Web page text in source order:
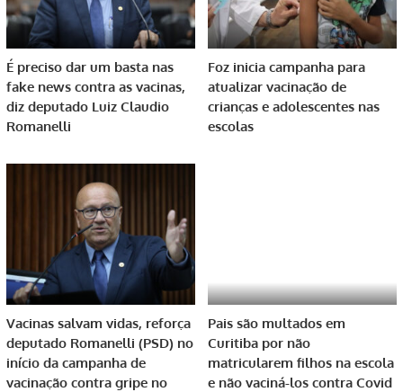
É preciso dar um basta nas
fake news contra as vacinas,
diz deputado Luiz Claudio
Romanelli
Foz inicia campanha para
atualizar vacinação de
crianças e adolescentes nas
escolas
Vacinas salvam vidas, reforça
deputado Romanelli (PSD) no
início da campanha de
vacinação contra gripe no
Pais são multados em
Curitiba por não
matricularem filhos na escola
e não vaciná-los contra Covid